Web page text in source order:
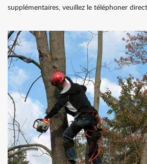
supplémentaires, veuillez le téléphoner